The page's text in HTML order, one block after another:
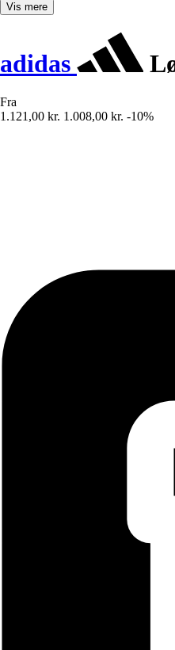
Vis mere
adidas
Fra
1.121,00 kr. 1.008,00 kr. -10%